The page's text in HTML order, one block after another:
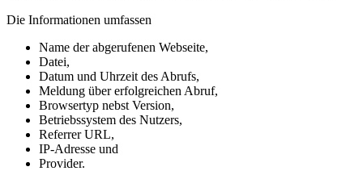
Die Informationen umfassen
Name der abgerufenen Webseite,
Datei,
Datum und Uhrzeit des Abrufs,
Meldung über erfolgreichen Abruf,
Browsertyp nebst Version,
Betriebssystem des Nutzers,
Referrer URL,
IP-Adresse und
Provider.